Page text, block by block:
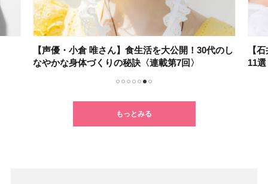
【声優・小倉 唯さん】食生活を大公開！30代のし
なやかな身体づくりの秘訣〈連載第7回〉
【
11
もっとみる